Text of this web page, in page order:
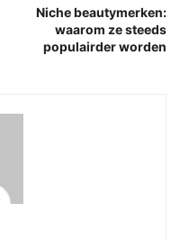
Niche beautymerken:
waarom ze steeds
populairder worden